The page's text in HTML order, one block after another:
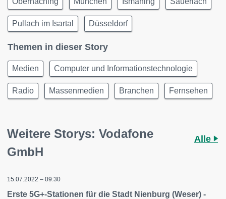
Pullach im Isartal Düsseldorf
Themen in dieser Story
Medien Computer und Informationstechnologie
Radio Massenmedien Branchen Fernsehen
Weitere Storys: Vodafone
GmbH
Alle
15.07.2022 – 09:30
Erste 5G+-Stationen für die Stadt Nienburg (Weser) -